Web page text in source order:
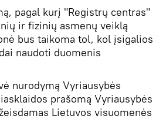
pagal kurį "Registrų centras"
ir fizinių asmenų veiklą
bus taikoma tol, kol įsigalios
naudoti duomenis
nurodymą Vyriausybės
prašomą Vyriausybės
Lietuvos visuomenės